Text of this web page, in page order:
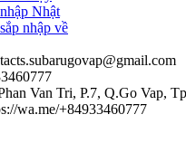
Nhật
nhập về
Van Tri, P.7, Q.Go Vap,
wa.me/+84933460777